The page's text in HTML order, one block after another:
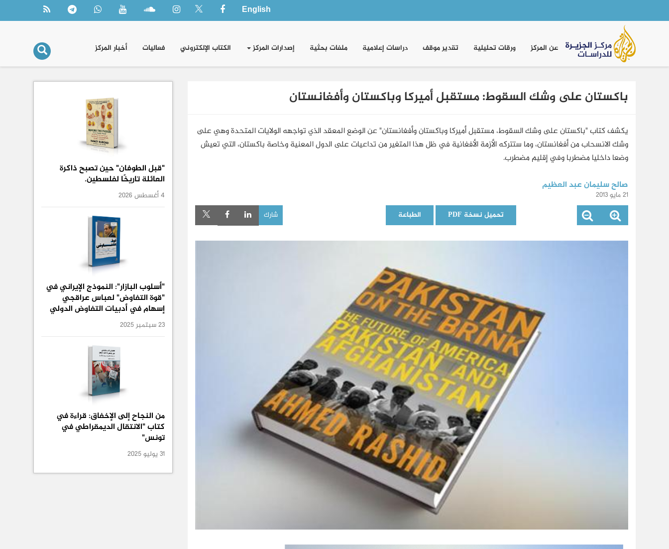
English
Main
navigation عن المركز ورقات تحليلية تقدير موقف دراسات إعلامية ملفات بحثية إصدارات المركز الكتاب الإلكتروني فعاليات أخبار المركز
باكستان على وشك السقوط: مستقبل أميركا وباكستان وأفغانستان
يكشف كتاب "باكستان على وشك السقوط، مستقبل أميركا وباكستان وأفغانستان" عن الوضع المعقد الذي تواجهه الولايات المتحدة وهي على
وشك الانسحاب من أفغانستان، وما ستتركه الأزمة الأفغانية في ظل هذا المتغير من تداعيات على الدول المعنية وخاصة باكستان، التي تعيش
وضعا داخليا مضطربا وفي إقليم مضطرب.
صالح سليمان عبد العظيم
21 مايو 2013
تحميل نسخة PDF الطباعة شارك
"قبل الطوفان" حين تصبح ذاكرة
العائلة تاريخًا لفلسطين.
4 أغسطس 2026
"أسلوب البازار": النموذج الإيراني في
"قوة التفاوض" لعباس عراقجي
إسهام في أدبيات التفاوض الدولي
23 سبتمبر 2025
من النجاح إلى الإخفاق: قراءة في
كتاب "الانتقال الديمقراطي في
تونس"
31 يوليو 2025